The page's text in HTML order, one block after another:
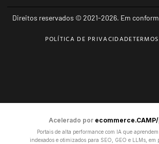
Direitos reservados © 2021-2026. Em
POLÍTICA DE PRIVACIDADE
Acelerado por
Portais de alta performance com IA que
indexados e otimizados para SEO, GEO e LLMs, em